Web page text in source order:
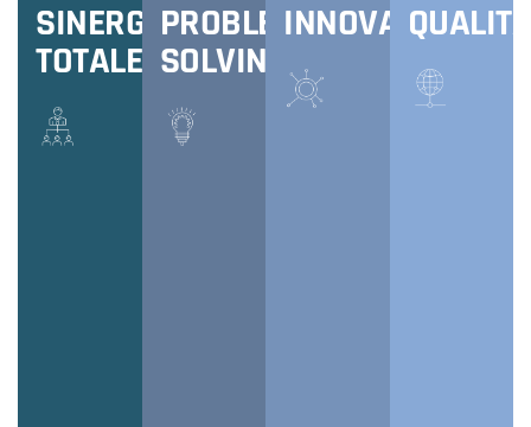
SINERGIA
TOTALE
PROBLEM
SOLVING
INNOVAZIONE
QUALITÀ